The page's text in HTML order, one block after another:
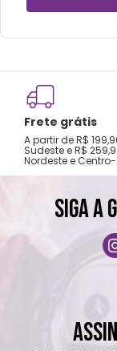
mochilas.
Lavar com
Não
Não vai á
ondas.
Não utilizar
Frete grátis
A partir de R$
Sudeste e R$
Nordeste e
SIGA A